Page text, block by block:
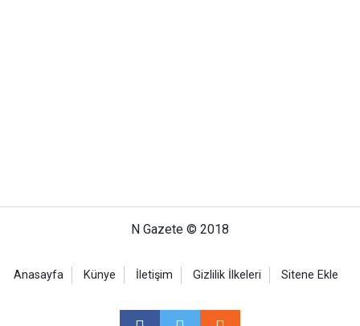
N Gazete © 2018
Anasayfa Künye İletişim Gizlilik İlkeleri Sitene Ekle